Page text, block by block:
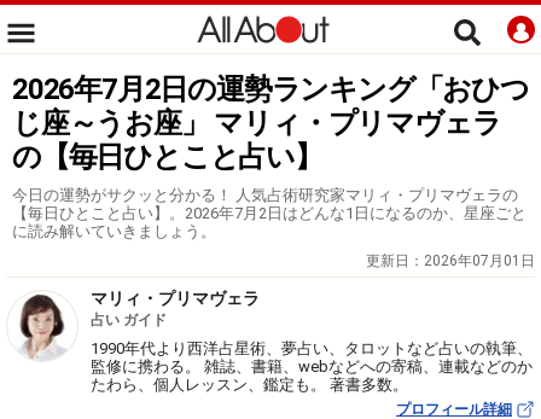
2026年7月2日の運勢ランキング「おひつ
じ座～うお座」 マリィ・プリマヴェラ
の【毎日ひとこと占い】
今日の運勢がサクッと分かる！ 人気占術研究家マリィ・プリマヴェラの
【毎日ひとこと占い】。2026年7月2日はどんな1日になるのか、星座ごと
に読み解いていきましょう。
更新日： 2026年07月01日
マリィ・プリマヴェラ
占い ガイド
1990年代より西洋占星術、夢占い、タロットなど占いの執筆、
監修に携わる。 雑誌、書籍、webなどへの寄稿、連載などのか
たわら、個人レッスン、鑑定も。 著書多数。
プロフィール詳細